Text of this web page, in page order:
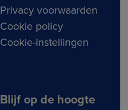
Privacy voorwaarden
Cookie policy
Cookie-instellingen
Blijf op de hoogte